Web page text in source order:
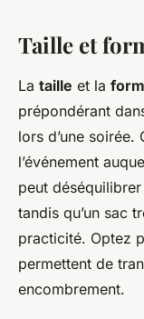
Taille et
La taille et la
prépondérant
lors d’une
l’événement
peut déséquilibrer
tandis qu’un sac
practicité. Optez
permettent de
encombrement.